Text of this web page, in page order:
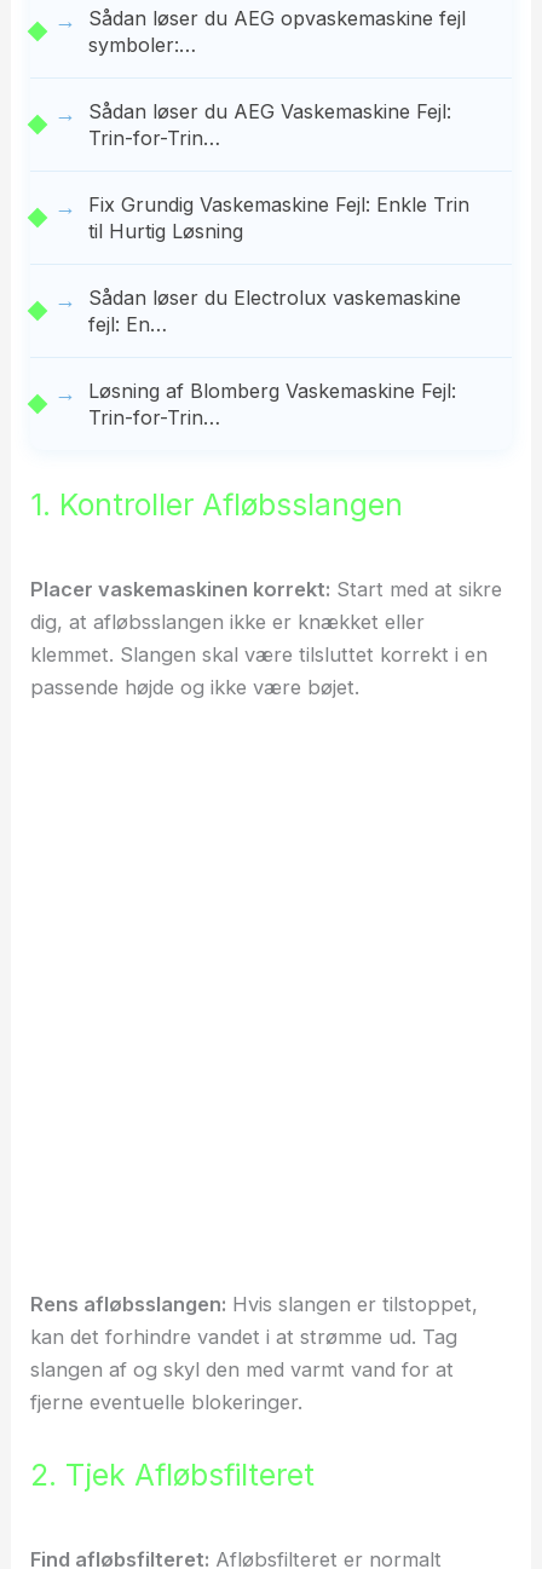
Sådan løser du AEG opvaskemaskine fejl
symboler:…
Sådan løser du AEG Vaskemaskine Fejl:
Trin-for-Trin…
Fix Grundig Vaskemaskine Fejl: Enkle Trin
til Hurtig Løsning
Sådan løser du Electrolux vaskemaskine
fejl: En…
Løsning af Blomberg Vaskemaskine Fejl:
Trin-for-Trin…
1. Kontroller Afløbsslangen
Placer vaskemaskinen korrekt: Start med at sikre
dig, at afløbsslangen ikke er knækket eller
klemmet. Slangen skal være tilsluttet korrekt i en
passende højde og ikke være bøjet.
Rens afløbsslangen: Hvis slangen er tilstoppet,
kan det forhindre vandet i at strømme ud. Tag
slangen af og skyl den med varmt vand for at
fjerne eventuelle blokeringer.
2. Tjek Afløbsfilteret
Find afløbsfilteret: Afløbsfilteret er normalt